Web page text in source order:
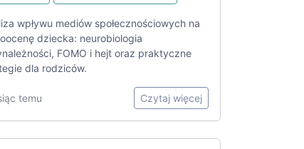
wpływu mediów społecznościowych na
dziecka: neurobiologia
FOMO i hejt oraz praktyczne
dla rodziców.
temu Czytaj więcej